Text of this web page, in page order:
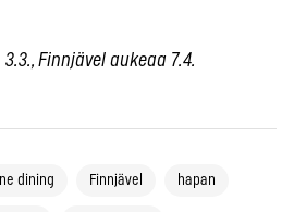
Finnjävel aukeaa 7.4.
dining Finnjävel hapan